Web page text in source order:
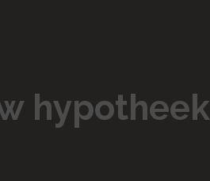
hypotheek